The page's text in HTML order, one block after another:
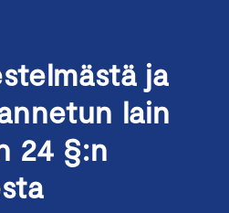
ja
lain
24 §:n